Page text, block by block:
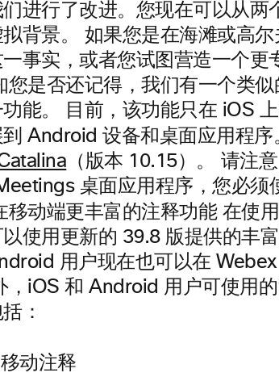
进行了改进。您现在可以从两
背景。 如果您是在海滩或高
事实，或者您试图营造一个更
您是否还记得，我们有一个类
能。 目前，该功能只在 iOS
Android 设备和桌面应用程序
（版本 10.15）。 请注
桌面应用程序，您必须
移动端更丰富的注释功能在使用
使用更新的 39.8 版提供的丰
用户现在也可以在
，iOS 和 Android 用户可使用
：
动注释